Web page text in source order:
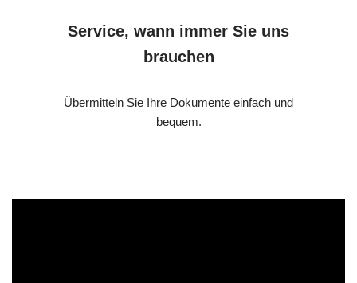
Service, wann immer Sie uns
brauchen
Übermitteln Sie Ihre Dokumente einfach und
bequem.